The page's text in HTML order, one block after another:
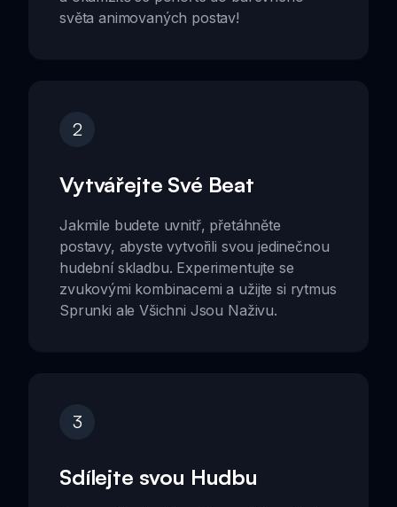
světa animovaných postav!
2
Vytvářejte Své Beat
Jakmile budete uvnitř, přetáhněte
postavy, abyste vytvořili svou jedinečnou
hudební skladbu. Experimentujte se
zvukovými kombinacemi a užijte si rytmus
Sprunki ale Všichni Jsou Naživu.
3
Sdílejte svou Hudbu